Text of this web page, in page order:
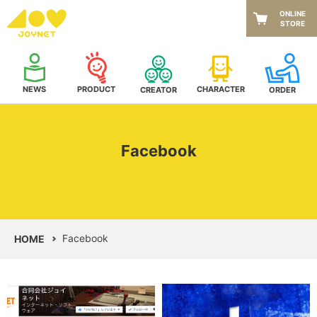
NEWS PRODUCT CREATOR CHARACTER ORDER
ONLINE
STORE
Facebook
HOME Facebook